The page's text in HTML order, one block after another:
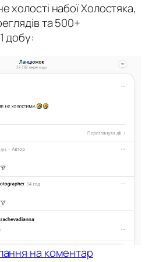
холості набої Холостяка,
та 500+
добу:
на коментар